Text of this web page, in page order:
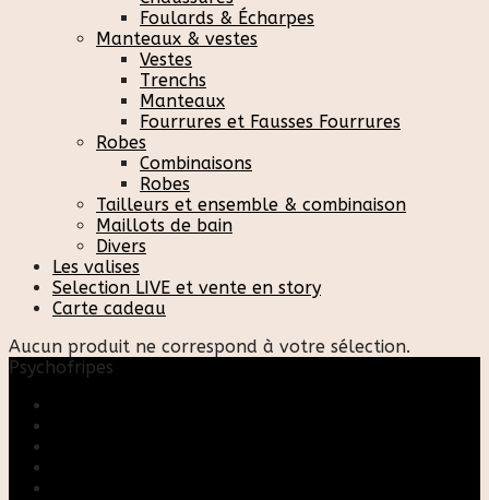
Foulards & Écharpes
Manteaux & vestes
Vestes
Trenchs
Manteaux
Fourrures et Fausses Fourrures
Robes
Combinaisons
Robes
Tailleurs et ensemble & combinaison
Maillots de bain
Divers
Les valises
Selection LIVE et vente en story
Carte cadeau
Aucun produit ne correspond à votre sélection.
Psychofripes